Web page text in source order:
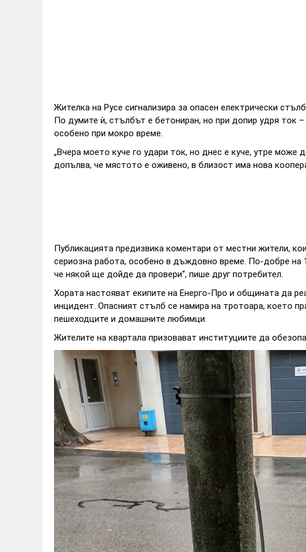
Жителка на Русе сигнализира за опасен електрически
По думите ѝ, стълбът е бетониран, но при допир удря ток
особено при мокро време.
„Вчера моето куче го удари ток, но днес е куче, утре може
допълва, че мястото е оживено, в близост има нова
Публикацията предизвика коментари от местни жители,
сериозна работа, особено в дъждовно време. По-добре на
че някой ще дойде да провери“, пише друг потребител.
Хората настояват екипите на Енерго-Про и общината да
инцидент. Опасният стълб се намира на тротоара, което
пешеходците и домашните любимци.
Жителите на квартала призовават институциите да